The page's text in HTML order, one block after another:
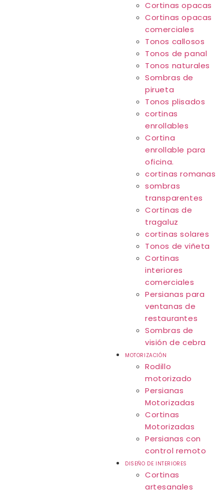
Cortinas opacas
Cortinas opacas
comerciales
Tonos callosos
Tonos de panal
Tonos naturales
Sombras de
pirueta
Tonos plisados
cortinas
enrollables
Cortina
enrollable para
oficina.
cortinas romanas
sombras
transparentes
Cortinas de
tragaluz
cortinas solares
Tonos de viñeta
Cortinas
interiores
comerciales
Persianas para
ventanas de
restaurantes
Sombras de
visión de cebra
MOTORIZACIÓN
Rodillo
motorizado
Persianas
Motorizadas
Cortinas
Motorizadas
Persianas con
control remoto
DISEÑO DE INTERIORES
Cortinas
artesanales